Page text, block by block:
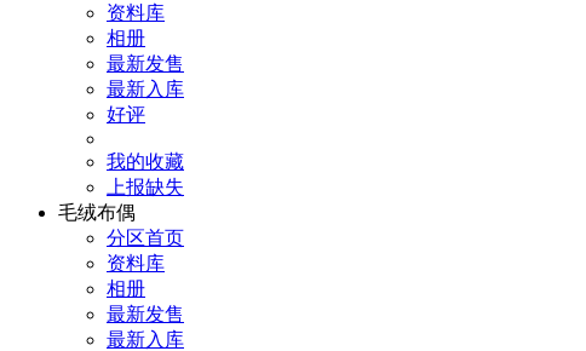
资料库
相册
最新发售
最新入库
好评
我的收藏
上报缺失
毛绒布偶
分区首页
资料库
相册
最新发售
最新入库